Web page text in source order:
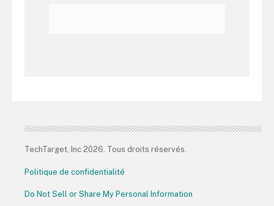
TechTarget, Inc 2026. Tous droits réservés.
Politique de confidentialité
Do Not Sell or Share My Personal Information